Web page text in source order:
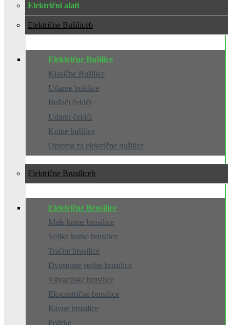
Električni alati
Električne Bušilice
Električne Bušilice
Klasične Bušilice
Udarne bušilice
Bušaći čekići
Udarni čekići
Kutne bušilice
Oprema za električne bušilice
Električne Brusilice
Električne Brusilice
Male kutne brusilice
Velike kutne brusilice
Tračne brusilice
Dvostrane stolne brusilice
Vibracijske brusilice
Ekscentrične brusilice
Ravne brusilice
Polirke